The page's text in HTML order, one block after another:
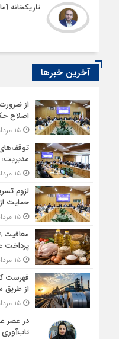
تاریکخانه
آخرین خبرها
از
اصلاح
۱۵ مرداد ۱۴۰۵ - ۱۲:۵۴
۱۵ مرداد ۱۴۰۵ - ۱۲:۲۷
لزوم
حمایت
۱۵ مرداد ۱۴۰۵ - ۱۲:۰۸
پرداخت عوارض
۱۵ مرداد ۱۴۰۵ - ۱۱:۴۵
فهرست
از طریق
۱۵ مرداد ۱۴۰۵ - ۱۰:۴۵
در عصر